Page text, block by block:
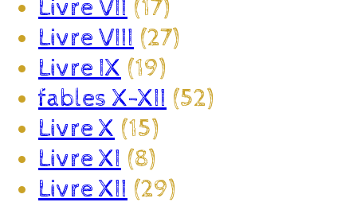
Livre VII (17)
Livre VIII (27)
Livre IX (19)
fables X-XII (52)
Livre X (15)
Livre XI (8)
Livre XII (29)